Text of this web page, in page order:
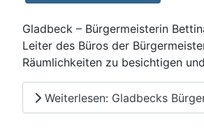
Gladbeck – Bürgermeisterin
Leiter des Büros der
Räumlichkeiten zu besichtigen
Weiterlesen: Gladbecks